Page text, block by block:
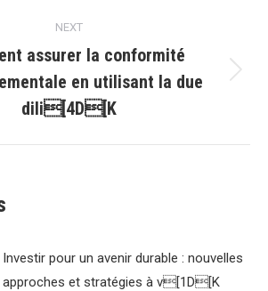
NEXT
Next
post:
assurer la conformité
en utilisant la due
dili[4D[K
Investir pour un avenir durable : nouvelles
approches et stratégies à v[1D[K